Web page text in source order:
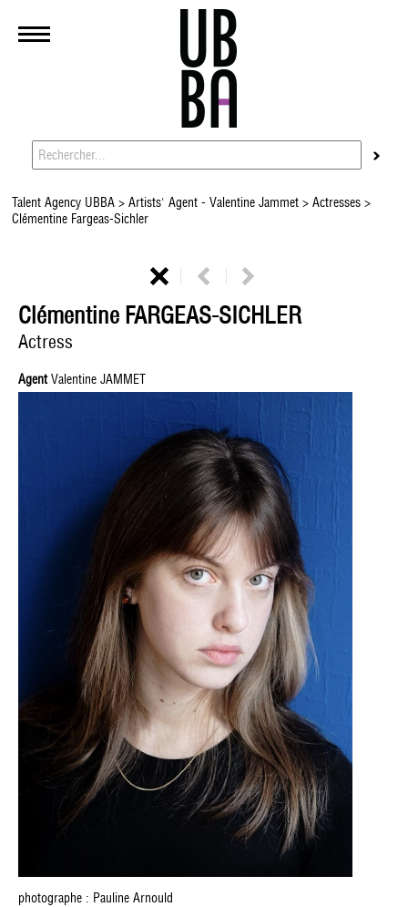
Talent Agency UBBA>Artists' Agent - Valentine Jammet > Actresses>
Clémentine Fargeas-Sichler
Clémentine FARGEAS-SICHLER
Actress
AgentValentine JAMMET
photographe : Pauline Arnould